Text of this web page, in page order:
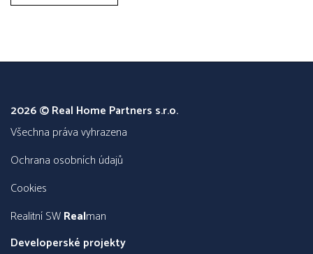
2026 © Real Home Partners s.r.o.
všechna práva vyhrazena
Ochrana osobních údajů
Cookies
Realitní SWRealman
Developerské projekty